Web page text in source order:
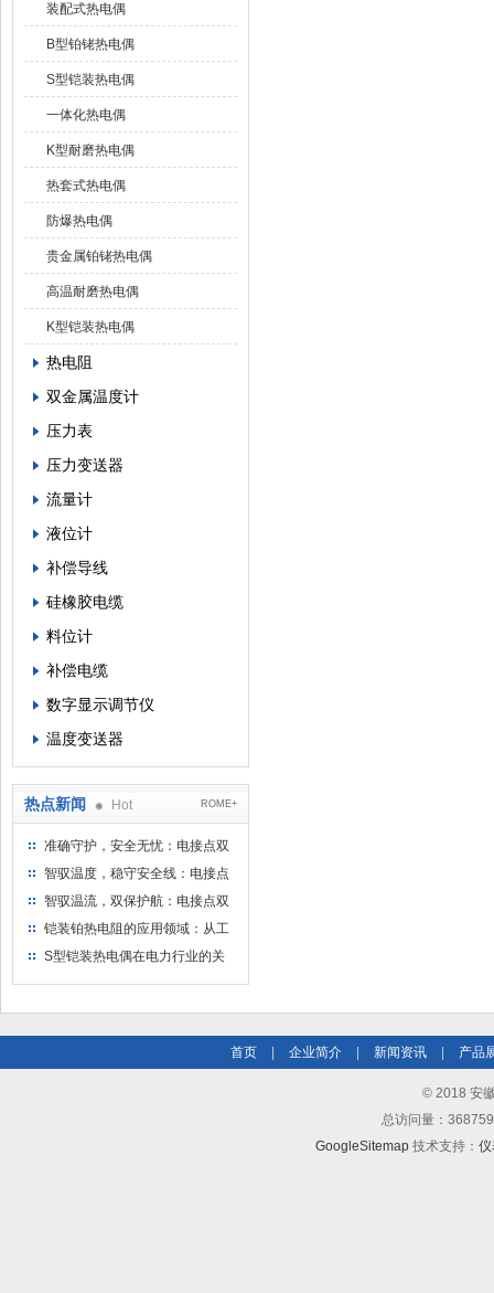
装配式热电偶
B型铂铑热电偶
S型铠装热电偶
一体化热电偶
K型耐磨热电偶
热套式热电偶
防爆热电偶
贵金属铂铑热电偶
高温耐磨热电偶
K型铠装热电偶
热电阻
双金属温度计
压力表
压力变送器
流量计
液位计
补偿导线
硅橡胶电缆
料位计
补偿电缆
数字显示调节仪
温度变送器
热点新闻 Hot ROME+
准确守护，安全无忧：电接点双
金属温度计——测温新选择
智驭温度，稳守安全线：电接点
双金属温度计的创新守护
智驭温流，双保护航：电接点双
金属温度计在工业领域的革新应
铠装铂热电阻的应用领域：从工
业到科研，无所不在的温度测量
S型铠装热电偶在电力行业的关
首页 企业简介 新闻资讯 产品
© 2018 安
总访问量：
GoogleSitemap技术支持： 仪